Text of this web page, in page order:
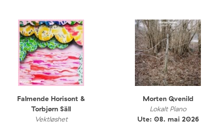
Falmende Horisont &
Torbjørn Säll
Vektløshet
Morten Qvenild
Lokalt Piano
Ute: 08. mai 2026